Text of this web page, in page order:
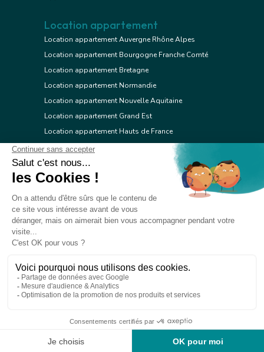
© 2026 Réseau immobilier l'Adresse
Location appartement
Location appartement Auvergne Rhône Alpes
Location appartement Bourgogne Franche Comté
Location appartement Bretagne
Location appartement Normandie
Location appartement Nouvelle Aquitaine
Location appartement Grand Est
Location appartement Hauts de France
Location appartement Ile de France
Location appartement Centre Val de Loire
Location appartement Occitanie
Location appartement Provence Alpes Côte d'Azur
Location appartement Corse
Webdesign by Tod.